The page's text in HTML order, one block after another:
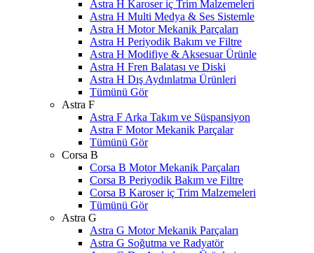
Astra H Karoser iç Trim Malzemeleri
Astra H Multi Medya & Ses Sistemle
Astra H Motor Mekanik Parçaları
Astra H Periyodik Bakım ve Filtre
Astra H Modifiye & Aksesuar Ürünle
Astra H Fren Balatası ve Diski
Astra H Dış Aydınlatma Ürünleri
Tümünü Gör
Astra F
Astra F Arka Takım ve Süspansiyon
Astra F Motor Mekanik Parçalar
Tümünü Gör
Corsa B
Corsa B Motor Mekanik Parçaları
Corsa B Periyodik Bakım ve Filtre
Corsa B Karoser iç Trim Malzemeleri
Tümünü Gör
Astra G
Astra G Motor Mekanik Parçaları
Astra G Soğutma ve Radyatör